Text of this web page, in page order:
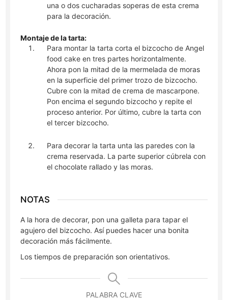
una o dos cucharadas soperas de esta crema
para la decoración.
Montaje de la tarta:
Para montar la tarta corta el bizcocho de Angel
food cake en tres partes horizontalmente.
Ahora pon la mitad de la mermelada de moras
en la superficie del primer trozo de bizcocho.
Cubre con la mitad de crema de mascarpone.
Pon encima el segundo bizcocho y repite el
proceso anterior. Por último, cubre la tarta con
el tercer bizcocho.
Para decorar la tarta unta las paredes con la
crema reservada. La parte superior cúbrela con
el chocolate rallado y las moras.
NOTAS
A la hora de decorar, pon una galleta para tapar el
agujero del bizcocho. Así puedes hacer una bonita
decoración más fácilmente.
Los tiempos de preparación son orientativos.
PALABRA CLAVE